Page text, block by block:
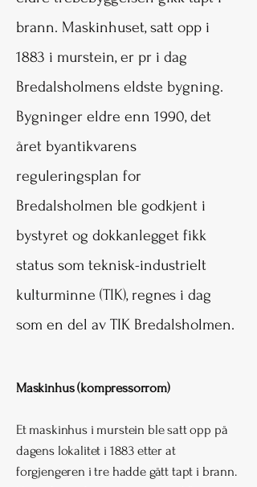
brann. Maskinhuset, satt opp i
1883 i murstein, er pr i dag
Bredalsholmens eldste bygning.
Bygninger eldre enn 1990, det
året byantikvarens
reguleringsplan for
Bredalsholmen ble godkjent i
bystyret og dokkanlegget fikk
status som teknisk-industrielt
kulturminne (TIK), regnes i dag
som en del av TIK Bredalsholmen.
Maskinhus (kompressorrom)
Et maskinhus i murstein ble satt opp på
dagens lokalitet i 1883 etter at
forgjengeren i tre hadde gått tapt i brann.